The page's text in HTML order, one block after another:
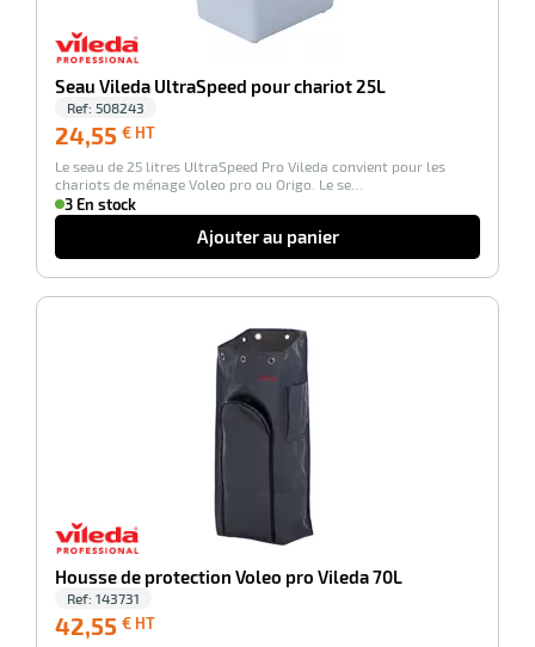
Seau Vileda UltraSpeed pour chariot 25L
Ref: 508243
24,55 € HT
HT
Le seau de 25 litres UltraSpeed Pro Vileda convient pour les
chariots de ménage Voleo pro ou Origo. Le se…
3 En stock
Ajouter au panier
Housse de protection Voleo pro Vileda 70L
Ref: 143731
42,55 € HT